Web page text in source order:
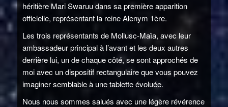
héritière Mari Swaruu dans sa première apparition
officielle, représentant la reine Alenym 1ère.
Les trois représentants de Mollusc-Maïa, avec leur
ambassadeur principal à l’avant et les deux autres
derrière lui, un de chaque côté, se sont approchés de
moi avec un dispositif rectangulaire que vous pouvez
imaginer semblable à une tablette évoluée.
Nous nous sommes salués avec une légère révérence